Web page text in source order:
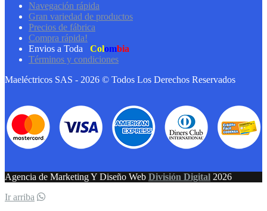
Navegación rápida
Gran variedad de productos
Precios de fábrica
Compra rápida!
Envios a Toda
Colombia
Términos y condiciones
Maeléctricos SAS - 2026 © Todos Los Derechos Reservados
Agencia de Marketing Y Diseño Web División Digital 2026
Ir arriba